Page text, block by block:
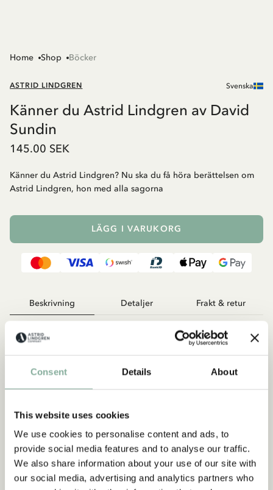
Consent Details About
This website uses cookies
We use cookies to personalise content and ads, to
provide social media features and to analyse our traffic.
We also share information about your use of our site with
our social media, advertising and analytics partners who
Home Shop Böcker
ASTRID LINDGREN Svenska
Känner du Astrid Lindgren av David
Sundin
145.00 SEK
Känner du Astrid Lindgren? Nu ska du få höra berättelsen om
Astrid Lindgren, hon med alla sagorna
LÄGG I VARUKORG
Beskrivning Detaljer Frakt & retur
Alla vet väl vem Astrid Lindgren är! Men vet du hur det var när
Astrid växte upp och varför hon började skriva böcker? Visste
alla? Och att hon klättrade i träd, fast hon var en gammal tant!
världens största Astrid Lindgren-fans. Rikt illustrerad av
Rolig och spännande läsning för alla som vill lära känna Astrid
på riktigt!